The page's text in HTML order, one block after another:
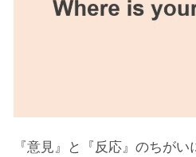
『意見』と『反応』のちが